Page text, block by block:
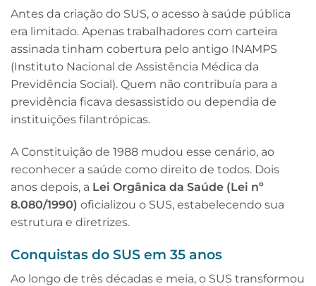
Antes da criação do SUS, o acesso à saúde pública
era limitado. Apenas trabalhadores com carteira
assinada tinham cobertura pelo antigo INAMPS
(Instituto Nacional de Assistência Médica da
Previdência Social). Quem não contribuía para a
previdência ficava desassistido ou dependia de
instituições filantrópicas.
A Constituição de 1988 mudou esse cenário, ao
reconhecer a saúde como direito de todos. Dois
anos depois, a Lei Orgânica da Saúde (Lei nº
8.080/1990) oficializou o SUS, estabelecendo sua
estrutura e diretrizes.
Conquistas do SUS em 35 anos
Ao longo de três décadas e meia, o SUS transformou